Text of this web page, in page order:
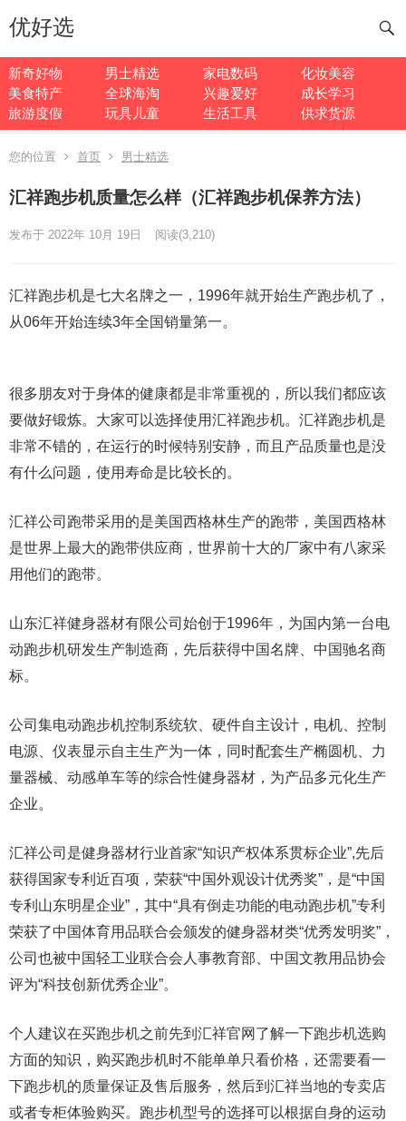
优好选
新奇好物 男士精选 家电数码
化妆美容
美食特产
全球海淘 兴趣爱好
成长学习
旅游度假
玩具儿童 生活工具 供求货源
您的位置 首页 男士精选
汇祥跑步机质量怎么样（汇祥跑步机保养方法）
发布于 2022年 10月 19日 阅读(3,210)
汇祥跑步机是七大名牌之一，1996年就开始生产跑步机了，
从06年开始连续3年全国销量第一。
很多朋友对于身体的健康都是非常重视的，所以我们都应该
要做好锻炼。大家可以选择使用汇祥跑步机。汇祥跑步机是
非常不错的，在运行的时候特别安静，而且产品质量也是没
有什么问题，使用寿命是比较长的。
汇祥公司跑带采用的是美国西格林生产的跑带，美国西格林
是世界上最大的跑带供应商，世界前十大的厂家中有八家采
用他们的跑带。
山东汇祥健身器材有限公司始创于1996年，为国内第一台电
动跑步机研发生产制造商，先后获得中国名牌、中国驰名商
标。
公司集电动跑步机控制系统软、硬件自主设计，电机、控制
电源、仪表显示自主生产为一体，同时配套生产椭圆机、力
量器械、动感单车等的综合性健身器材，为产品多元化生产
企业。
汇祥公司是健身器材行业首家“知识产权体系贯标企业”,先后
获得国家专利近百项，荣获“中国外观设计优秀奖”，是“中国
专利山东明星企业”，其中“具有倒走功能的电动跑步机”专利
荣获了中国体育用品联合会颁发的健身器材类“优秀发明奖”，
公司也被中国轻工业联合会人事教育部、中国文教用品协会
评为“科技创新优秀企业”。
个人建议在买跑步机之前先到汇祥官网了解一下跑步机选购
方面的知识，购买跑步机时不能单单只看价格，还需要看一
下跑步机的质量保证及售后服务，然后到汇祥当地的专卖店
或者专柜体验购买。跑步机型号的选择可以根据自身的运动